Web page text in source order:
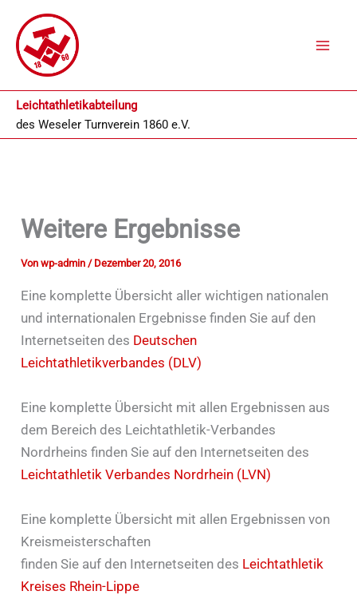
Inhalt
springen
Leichtathletikabteilung
des Weseler Turnverein 1860 e.V.
Weitere Ergebnisse
Vonwp-admin / Dezember 20, 2016
Eine komplette Übersicht aller wichtigen nationalen
und internationalen Ergebnisse finden Sie auf den
Internetseiten des Deutschen
Leichtathletikverbandes (DLV)
Eine komplette Übersicht mit allen Ergebnissen aus
dem Bereich des Leichtathletik-Verbandes
Nordrheins finden Sie auf den Internetseiten des
Leichtathletik Verbandes Nordrhein (LVN)
Eine komplette Übersicht mit allen Ergebnissen von
Kreismeisterschaften
finden Sie auf den Internetseiten des Leichtathletik
Kreises Rhein-Lippe